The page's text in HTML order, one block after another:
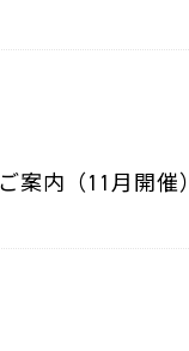
案内（11月開催）